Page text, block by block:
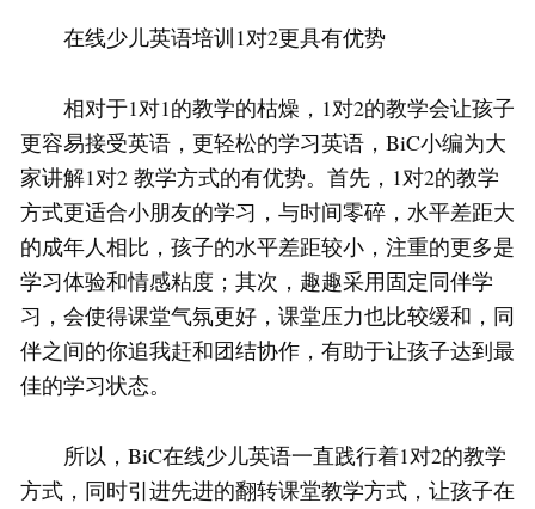
在线少儿英语培训1对2更具有优势
相对于1对1的教学的枯燥，1对2的教学会让孩子
更容易接受英语，更轻松的学习英语，BiC小编为大
家讲解1对2 教学方式的有优势。首先，1对2的教学
方式更适合小朋友的学习，与时间零碎，水平差距大
的成年人相比，孩子的水平差距较小，注重的更多是
学习体验和情感粘度；其次，趣趣采用固定同伴学
习，会使得课堂气氛更好，课堂压力也比较缓和，同
伴之间的你追我赶和团结协作，有助于让孩子达到最
佳的学习状态。
所以，BiC在线少儿英语一直践行着1对2的教学
方式，同时引进先进的翻转课堂教学方式，让孩子在